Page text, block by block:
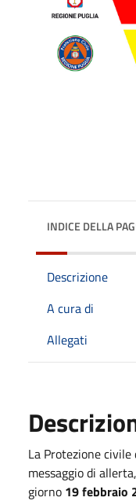
INDICE DELLA
Descrizione
A cura di
Allegati
La Protezione civile
messaggio di
giorno 19 febbraio